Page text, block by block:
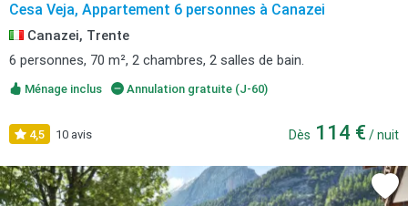
Cesa Veja, Appartement 6 personnes à Canazei
Canazei, Trente
6 personnes, 70 m², 2 chambres, 2 salles de bain.
Ménage inclus Annulation gratuite (J-60)
4,5 10 avis Dès 114 € / nuit